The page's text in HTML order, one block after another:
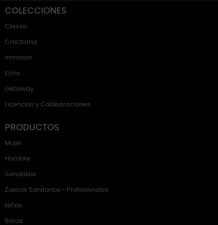
COLECCIONES
Classic
Crocband
Inmotion
Echo
Getaway
Licencias y Colaboraciones
PRODUCTOS
Mujer
Hombre
Sandalias
Zuecos Sanitarios - Profesionales
Niños
Botas